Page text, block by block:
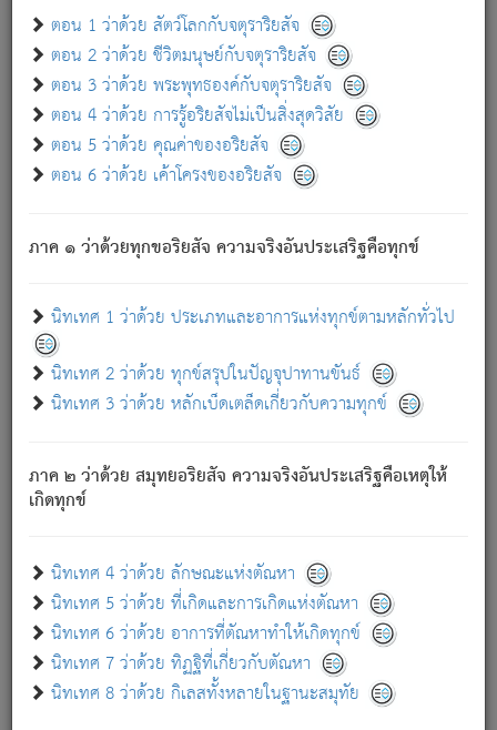
ตอน 1 ว่าด้วย สัตว์โลกกับจตุราริยสัจ
ตอน 2 ว่าด้วย ชีวิตมนุษย์กับจตุราริยสัจ
ตอน 3 ว่าด้วย พระพุทธองค์กับจตุราริยสัจ
ตอน 4 ว่าด้วย การรู้อริยสัจไม่เป็นสิ่งสุดวิสัย
ตอน 5 ว่าด้วย คุณค่าของอริยสัจ
ตอน 6 ว่าด้วย เค้าโครงของอริยสัจ
ภาค ๑ ว่าด้วยทุกขอริยสัจ ความจริงอันประเสริฐคือทุกข์
นิทเทศ 1 ว่าด้วย ประเภทและอาการแห่งทุกข์ตามหลักทั่วไป
นิทเทศ 2 ว่าด้วย ทุกข์สรุปในปัญจุปาทานขันธ์
นิทเทศ 3 ว่าด้วย หลักเบ็ดเตล็ดเกี่ยวกับความทุกข์
ภาค ๒ ว่าด้วย สมุทยอริยสัจ ความจริงอันประเสริฐคือเหตุให้
เกิดทุกข์
นิทเทศ 4 ว่าด้วย ลักษณะแห่งตัณหา
นิทเทศ 5 ว่าด้วย ที่เกิดและการเกิดแห่งตัณหา
นิทเทศ 6 ว่าด้วย อาการที่ตัณหาทำให้เกิดทุกข์
นิทเทศ 7 ว่าด้วย ทิฏฐิที่เกี่ยวกับตัณหา
นิทเทศ 8 ว่าด้วย กิเลสทั้งหลายในฐานะสมุทัย
เขาเพลิดเพลินยิ่งนักในสิ่งใด สิ่งนั้นเป็นภัย (ที่เขาไม่รู้จัก)
เขากลัวต่อสิ่งใดสิ่งนั้นเป็นทุกข์
พรหมจรรย์นี้ อันบุคคลย่อมประพฤติ ก็เพื่อการละขาดซึ่ง
ภพ.
สมณะหรือพราหมณ์เหล่าใด กล่าวความหลุดพ้นจากภพว่า
มีได้เพราะภพ เรากล่าวว่า สมณะหรือพราหมณ์ทั้งปวงนั้น
มิใช่ผู้หลดพ้นจากภพ.
ภพ ว่ามีได้เพราะวิภพ[2]: เรากล่าวว่า สมณะหรือพราหมณ์ทั้ง
ปวงนั้น ก็ยังสลัดภพออกไปไม่ได้.
ก็ทุกข์นี้มีขึ้น เพราะอาศัยซึ่งอุปธิทั้งปวง.
เพราะความสิ้นไปแห่งอุปาทานทั้งปวง ความเกิดขึ้นแห่ง
ทุกข์จึงไม่มี.
ท่านจงดูโลกนี้เถิด (จะเห็นว่า) สัตว์ทั้งหลายอันอวิชาหนา
แน่นบังหนาแล้ว; และว่า สัตว์ผู้ยินดีในภพอันเป็นแล้วนั้น ย่อม
อันเป็นไปในที่หรือเวลาทั้งปวง[3]เพื่อความมีแห่งประโยชน์โดย
ประการทั้งปวง; ภพทั้งหลายทั้งหมดนั้น ไม่เที่ยง เป็นทุกข์ มี
ความแปรปรวนเป็นธรรมดา.
อย่างนี้อยู่; เขาย่อมละภวตัณหาได้ และไม่เพลิดเพลินวิภวตัณหา
ด้วย.
ความดับเพราะความสำรอกไม่เหลือ (แห่งภพทั้งหลาย)
เพราะความสิ้นไปแห่งตัณหาโดยประการทั้งปวง นั้นคือ
นิพพาน.
ภพใหม่ย่อมไม่มีแก่ภิกษุนั้น ผู้ดับเย็นสนิทแล้ว เพราะไม่มี